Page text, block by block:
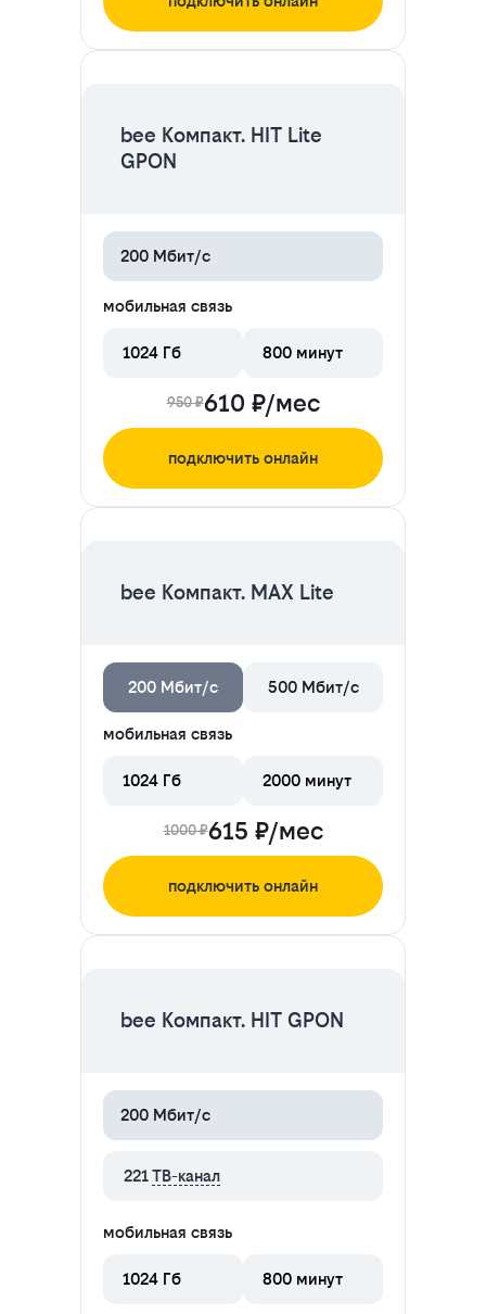
bee Компакт. HIT Lite
GPON
200 Мбит/с
мобильная связь
1024 Гб 800 минут
950 ₽610 ₽/мес
подключить онлайн
bee Компакт. MAX Lite
200 Мбит/с 500 Мбит/с
мобильная связь
1024 Гб 2000 минут
1000 ₽615 ₽/мес
подключить онлайн
bee Компакт. HIT GPON
200 Мбит/с
221ТВ-канал
мобильная связь
1024 Гб 800 минут